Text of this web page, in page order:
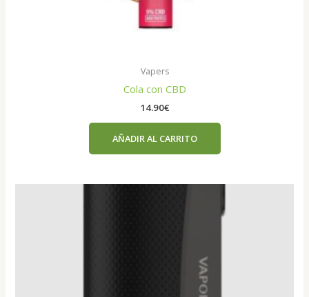
Vapers
Cola con CBD
14.90€
AÑADIR AL CARRITO